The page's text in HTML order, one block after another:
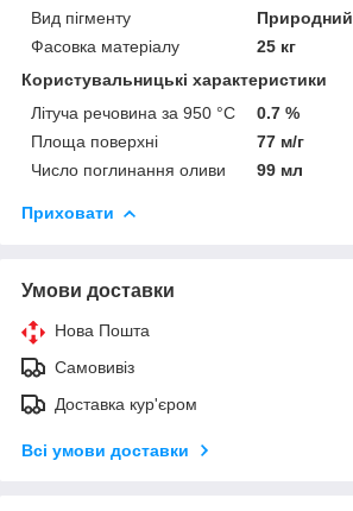
Вид пігменту
Природний
Фасовка матеріалу
25 кг
Користувальницькі характеристики
Літуча речовина за 950 °C
0.7 %
Площа поверхні
77 м/г
Число поглинання оливи
99 мл
Приховати
Умови доставки
Нова Пошта
Самовивіз
Доставка кур'єром
Всі умови доставки